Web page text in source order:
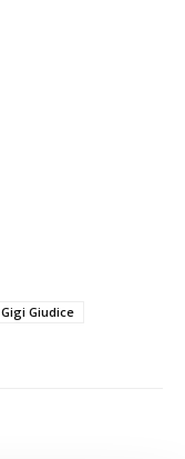
Gigi Giudice